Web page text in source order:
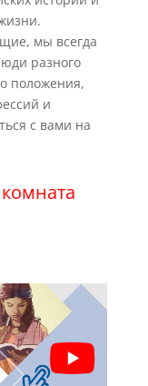
мы всегда
разного
положения,
и
с вами на